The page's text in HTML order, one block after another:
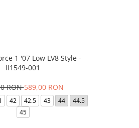
1 '07 Low LV8 Style -
II1549-001
RON589,00 RON
42 42.5 43 44
44.5
45